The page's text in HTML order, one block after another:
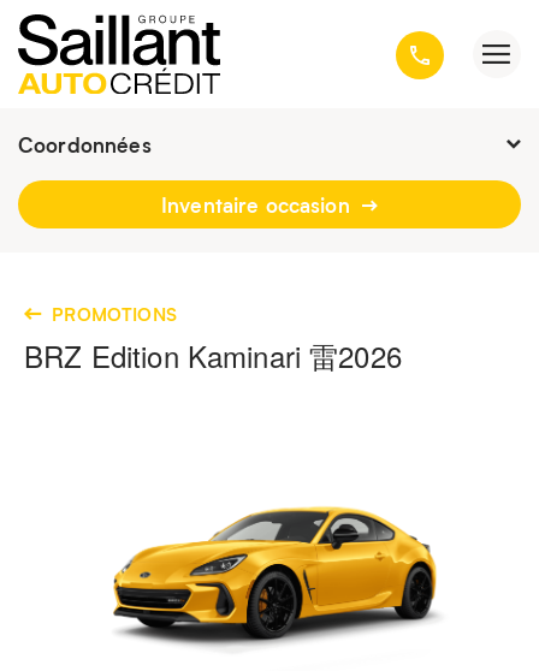
Coordonnées
Fermé : Ouverture-
Inventaire occasion
PROMOTIONS
BRZ Edition Kaminari 雷2026